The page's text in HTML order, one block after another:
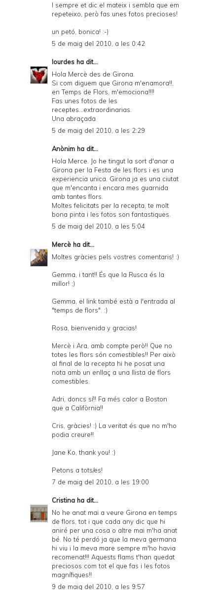
I sempre et dic el mateix i sembla que em
repeteixo, però fas unes fotos precioses!
un petó, bonica! :-)
5 de maig del 2010, a les 0:42
lourdes ha dit...
Hola Mercè des de Girona.
Si com diguem que Girona m'enamora!!,
en Temps de Flors, m'emociona!!!!
Fas unes fotos de les
receptes...extraordinarias.
Una abraçada
5 de maig del 2010, a les 2:29
Anònim ha dit...
Hola Merce. Jo he tingut la sort d'anar a
Girona per la Festa de les flors i es una
experiencia unica. Girona ja es una ciutat
que m'encanta i encara mes guarnida
amb tantes flors.
Moltes felicitats per la recepta, te molt
bona pinta i les fotos son fantastiques.
5 de maig del 2010, a les 5:04
Mercè ha dit...
Moltes gràcies pels vostres comentaris! :)
Gemma, i tant!! És que la Rusca és la
millor! ;)
Gemma, el link també està a l'entrada al
"temps de flors". :)
Rosa, bienvenida y gracias!
Mercè i Ara, amb compte però!! Que no
totes les flors són comestibles!! Per això
al final de la recepta hi he posat una
nota amb un enllaç a una llista de flors
comestibles.
Adri, doncs sí!! Fa més calor a Boston
que a Califòrnia!!
Cris, gràcies! :) La veritat és que no m'ho
podia creure!!
Jane Ko, thank you! :)
Petons a tots/es!
7 de maig del 2010, a les 19:00
Cristina ha dit...
No he anat mai a veure Girona en temps
de flors, tot i que cada any dic que hi
aniré per una cosa o altre mai m'ha anat
bé. No té perdó ja que la meva germana
hi viu i la meva mare sempre m'ho havia
recomenat!!! Aquests flams t'han quedat
preciosos com tot el que fas i les fotos
magnífiques!!
9 de maig del 2010, a les 9:57